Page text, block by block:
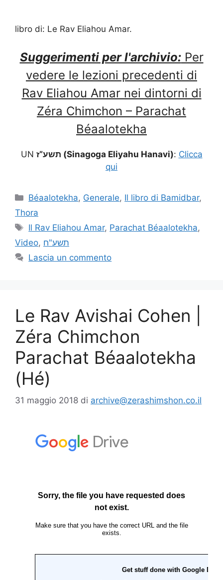
libro di: Le Rav Eliahou Amar.
Suggerimenti per l'archivio:Per
vedere le lezioni precedenti di
Rav Eliahou Amar nei dintorni di
Zéra Chimchon – Parachat
Béaalotekha
UN תשע”ז (Sinagoga Eliyahu Hanavi): Clicca
qui
Béaalotekha, Generale, Il libro di Bamidbar,
Thora
Il Rav Eliahou Amar, Parachat Béaalotekha,
Video, תשע"ח
Lascia un commento
Le Rav Avishai Cohen |
Zéra Chimchon
Parachat Béaalotekha
(Hé)
31 maggio 2018 di archive@zerashimshon.co.il